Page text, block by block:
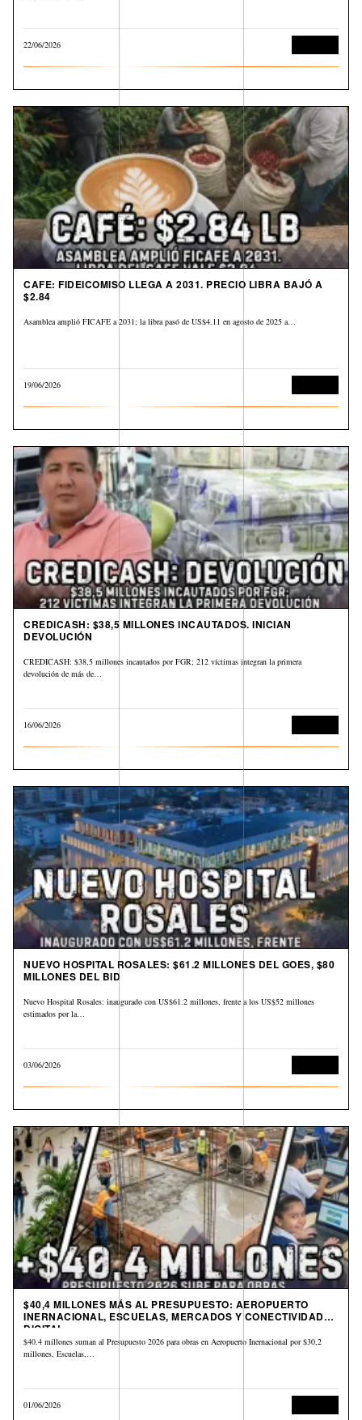
22/06/2026
CAFE: FIDEICOMISO LLEGA A 2031. PRECIO LIBRA BAJÓ A
$2.84
Asamblea amplió FICAFE a 2031; la libra pasó de US$4.11 en agosto de 2025 a…
19/06/2026
CREDICASH: $38,5 MILLONES INCAUTADOS. INICIAN
DEVOLUCIÓN
CREDICASH: $38,5 millones incautados por FGR; 212 víctimas integran la primera
devolución de más de…
16/06/2026
NUEVO HOSPITAL ROSALES: $61.2 MILLONES DEL GOES, $80
MILLONES DEL BID
Nuevo Hospital Rosales: inaugurado con US$61.2 millones, frente a los US$52 millones
estimados por la…
03/06/2026
$40,4 MILLONES MÁS AL PRESUPUESTO: AEROPUERTO
INERNACIONAL, ESCUELAS, MERCADOS Y CONECTIVIDAD
DIGITAL
$40.4 millones suman al Presupuesto 2026 para obras en Aeropuerto Inernacional por $30,2
millones, Escuelas,…
01/06/2026